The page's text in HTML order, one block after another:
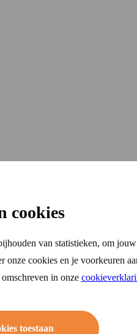
cookies
van statistieken, om
cookies en je voorkeuren
in onze
toestaan